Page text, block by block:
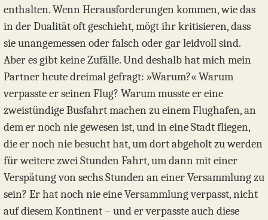
enthalten. Wenn Herausforderungen kommen, wie das
in der Dualität oft geschieht, mögt ihr kritisieren, dass
sie unangemessen oder falsch oder gar leidvoll sind.
Aber es gibt keine Zufälle. Und deshalb hat mich mein
Partner heute dreimal gefragt: »Warum?« Warum
verpasste er seinen Flug? Warum musste er eine
zweistündige Busfahrt machen zu einem Flughafen, an
dem er noch nie gewesen ist, und in eine Stadt fliegen,
die er noch nie besucht hat, um dort abgeholt zu werden
für weitere zwei Stunden Fahrt, um dann mit einer
Verspätung von sechs Stunden an einer Versammlung zu
sein? Er hat noch nie eine Versammlung verpasst, nicht
auf diesem Kontinent – und er verpasste auch diese